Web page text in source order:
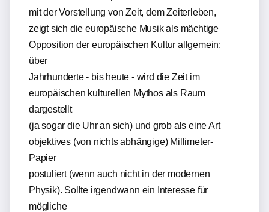
mit der Vorstellung von Zeit, dem Zeiterleben,
zeigt sich die europäische Musik als mächtige
Opposition der europäischen Kultur allgemein:
über
Jahrhunderte - bis heute - wird die Zeit im
europäischen kulturellen Mythos als Raum
dargestellt
(ja sogar die Uhr an sich) und grob als eine Art
objektives (von nichts abhängige) Millimeter-
Papier
postuliert (wenn auch nicht in der modernen
Physik). Sollte irgendwann ein Interesse für
mögliche